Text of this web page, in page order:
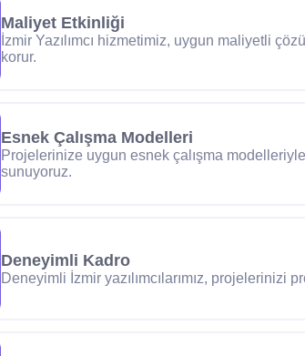
Maliyet Etkinliği
İzmir Yazılımcı hizmetimiz, uygun maliyetli
korur.
Esnek Çalışma Modelleri
Projelerinize uygun esnek çalışma modelleriyle
sunuyoruz.
Deneyimli Kadro
Deneyimli İzmir yazılımcılarımız, projelerinizi